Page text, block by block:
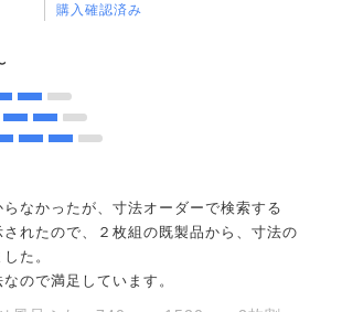
購入確認済み
なかったが、寸法オーダーで検索する
されたので、２枚組の既製品から、寸法の
た。
ので満足しています。